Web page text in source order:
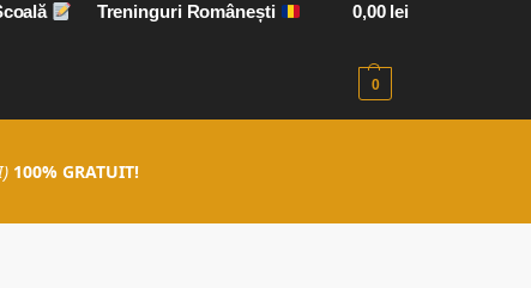
Treninguri Românești 0,00 lei
0
100% GRATUIT!